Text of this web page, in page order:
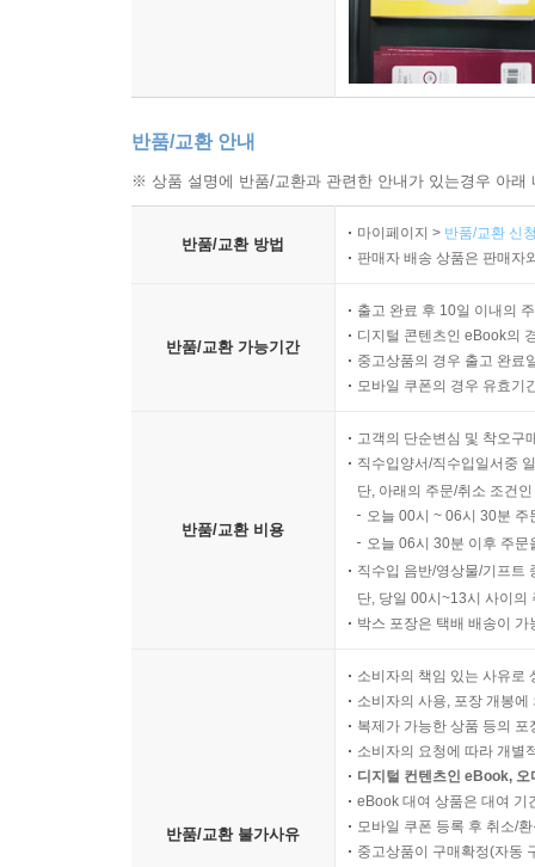
반품/교환 안내
※ 상품 설명에 반품/교환과 관련한 안내가 있는경우 아
반품/교환 방법
마이페이지 > 반품/교환 신
판매자 배송 상품은 판매자
반품/교환 가능기간
출고 완료 후 10일 이내의
디지털 콘텐츠인 eBook의
중고상품의 경우 출고 완료
모바일 쿠폰의 경우 유효기
반품/교환 비용
고객의 단순변심 및 착오구
직수입양서/직수입일서중
단, 아래의 주문/취소 조건
오늘 00시 ~ 06시 30분
오늘 06시 30분 이후 주
직수입 음반/영상물/기프트
단, 당일 00시~13시 사이의
박스 포장은 택배 배송이
반품/교환 불가사유
소비자의 책임 있는 사유로
소비자의 사용, 포장 개봉
복제가 가능한 상품 등의
소비자의 요청에 따라 개별
디지털 컨텐츠인 eBook,
eBook 대여 상품은 대여 기
모바일 쿠폰 등록 후 취소/
중고상품이 구매확정(자동